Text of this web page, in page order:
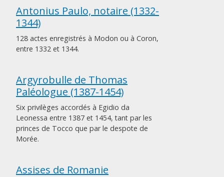
Antonius Paulo, notaire (1332-
1344)
128 actes enregistrés à Modon ou à Coron,
entre 1332 et 1344.
Argyrobulle de Thomas
Paléologue (1387-1454)
Six privilèges accordés à Egidio da
Leonessa entre 1387 et 1454, tant par les
princes de Tocco que par le despote de
Morée.
Assises de Romanie